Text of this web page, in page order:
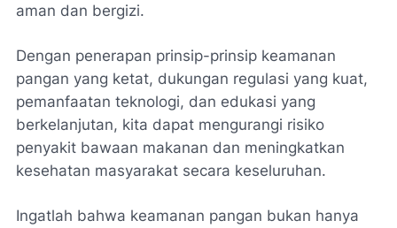
aman dan bergizi.
Dengan penerapan prinsip-prinsip keamanan
pangan yang ketat, dukungan regulasi yang kuat,
pemanfaatan teknologi, dan edukasi yang
berkelanjutan, kita dapat mengurangi risiko
penyakit bawaan makanan dan meningkatkan
kesehatan masyarakat secara keseluruhan.
Ingatlah bahwa keamanan pangan bukan hanya